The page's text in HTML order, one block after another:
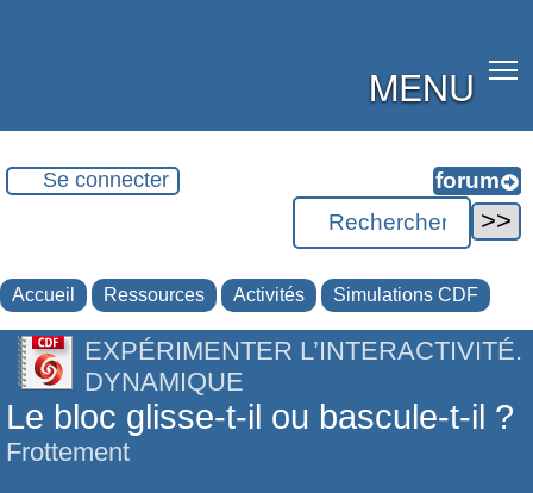
MENU
Se connecter
Accueil Ressources Activités Simulations CDF
EXPÉRIMENTER L’INTERACTIVITÉ.
DYNAMIQUE
Le bloc glisse-t-il ou bascule-t-il ?
Frottement